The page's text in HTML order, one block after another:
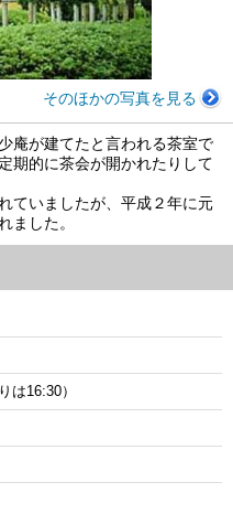
そのほかの写真を見る
庵が建てたと言われる茶室で
期的に茶会が開かれたりして
ていましたが、平成２年に元
ました。
は16:30）